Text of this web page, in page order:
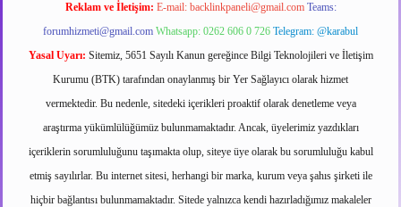
Reklam ve İletişim: E-mail: backlinkpaneli@gmail.com Teams:
forumhizmeti@gmail.com Whatsapp: 0262 606 0 726 Telegram: @karabul
Yasal Uyarı: Sitemiz, 5651 Sayılı Kanun gereğince Bilgi Teknolojileri ve İletişim
Kurumu (BTK) tarafından onaylanmış bir Yer Sağlayıcı olarak hizmet
vermektedir. Bu nedenle, sitedeki içerikleri proaktif olarak denetleme veya
araştırma yükümlülüğümüz bulunmamaktadır. Ancak, üyelerimiz yazdıkları
içeriklerin sorumluluğunu taşımakta olup, siteye üye olarak bu sorumluluğu kabul
etmiş sayılırlar. Bu internet sitesi, herhangi bir marka, kurum veya şahıs şirketi ile
hiçbir bağlantısı bulunmamaktadır. Sitede yalnızca kendi hazırladığımız makaleler